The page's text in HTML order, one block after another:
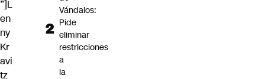
”]L
en
ny
Kr
avi
tz
Vándalos:
Pide
eliminar
restricciones
a
la